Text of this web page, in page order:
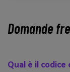
Domande
Qual è il codice